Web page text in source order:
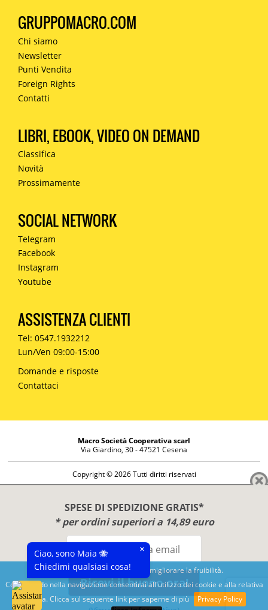
Questo sito utilizza cookies per migliorare la fruibilità.
Continuando nella navigazione consentirai all'utilizzo dei cookie e alla relativa
politica. Clicca sul seguente link per saperne di più
Privacy Policy
SPESE DI SPEDIZIONE GRATIS*
* per ordini superiori a 14,89 euro
Ricevi il buono ora!
GRUPPOMACRO.COM
Chi siamo
Newsletter
Punti Vendita
Foreign Rights
Contatti
LIBRI, EBOOK, VIDEO ON DEMAND
Classifica
Novità
Prossimamente
SOCIAL NETWORK
Telegram
Facebook
Instagram
Youtube
ASSISTENZA CLIENTI
Tel: 0547.1932212
Lun/Ven 09:00-15:00
Domande e risposte
Contattaci
Macro Società Cooperativa scarl
Via Giardino, 30 - 47521 Cesena
Copyright © 2026 Tutti diritti riservati
Diritto di reso
Privacy Policy
Benessere e conoscenza dal 1987
Sviluppato daNimaia
Ciao, sono Maia 🐝
Chiedimi qualsiasi cosa!
×